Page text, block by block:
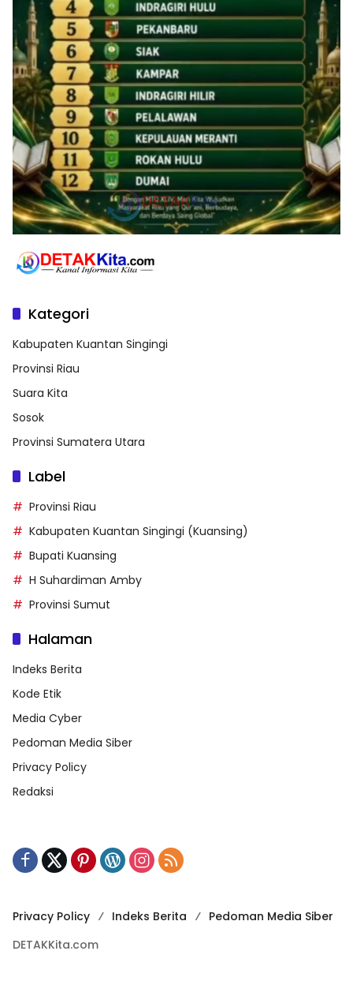
Kategori
Kabupaten Kuantan Singingi
Provinsi Riau
Suara Kita
Sosok
Provinsi Sumatera Utara
Label
Provinsi Riau
Kabupaten Kuantan Singingi (Kuansing)
Bupati Kuansing
H Suhardiman Amby
Provinsi Sumut
Halaman
Indeks Berita
Kode Etik
Media Cyber
Pedoman Media Siber
Privacy Policy
Redaksi
Privacy Policy Indeks Berita
Pedoman Media Siber
DETAKKita.com